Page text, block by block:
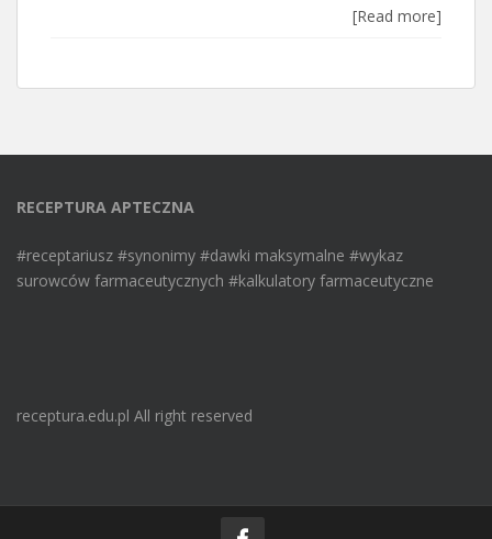
[Read more]
RECEPTURA APTECZNA
#receptariusz #synonimy #dawki maksymalne #wykaz
surowców farmaceutycznych #kalkulatory farmaceutyczne
receptura.edu.pl All right reserved